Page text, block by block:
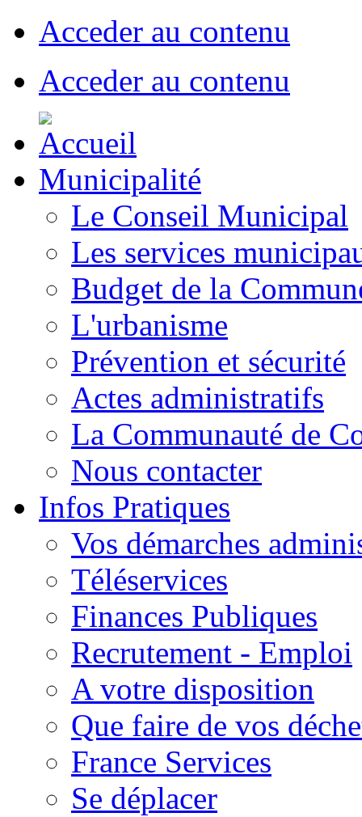
Acceder au contenu
Acceder au contenu
Municipalité
Le Conseil Municipal
Les services
Budget de la
L'urbanisme
Prévention et sécurité
Actes administratifs
La Communauté de
Nous contacter
Infos Pratiques
Vos démarches
Téléservices
Finances Publiques
Recrutement - Emploi
A votre disposition
Que faire de vos
France Services
Se déplacer